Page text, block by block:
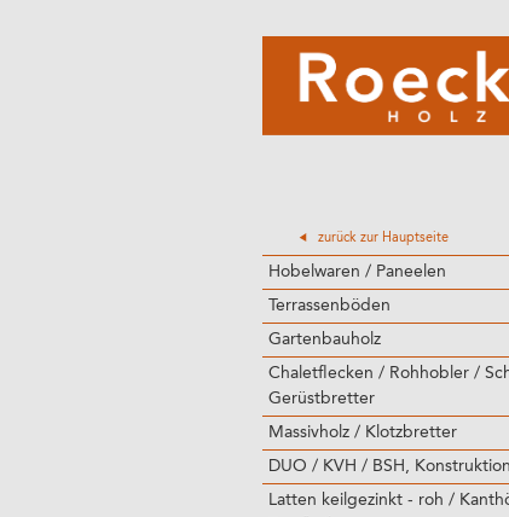
zurück zur Hauptseite
Hobelwaren / Paneelen
Terrassenböden
Gartenbauholz
Chaletflecken / Rohhobler /
Gerüstbretter
Massivholz / Klotzbretter
DUO / KVH / BSH,
Latten keilgezinkt - roh /